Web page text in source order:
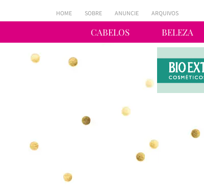
CABELOS BELEZA
HOME SOBRE ANUNCIE ARQUIVOS